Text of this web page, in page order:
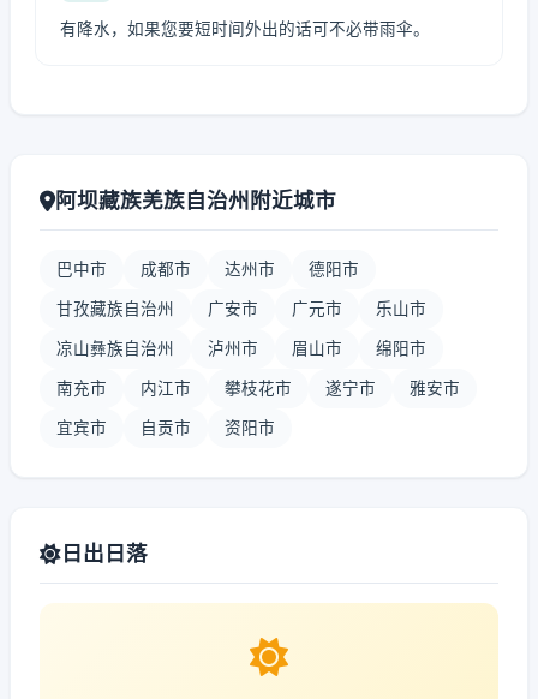
有降水，如果您要短时间外出的话可不必带雨伞。
阿坝藏族羌族自治州附近城市
巴中市 成都市 达州市 德阳市
甘孜藏族自治州 广安市 广元市 乐山市
凉山彝族自治州 泸州市 眉山市 绵阳市
南充市 内江市 攀枝花市 遂宁市 雅安市
宜宾市 自贡市 资阳市
日出日落